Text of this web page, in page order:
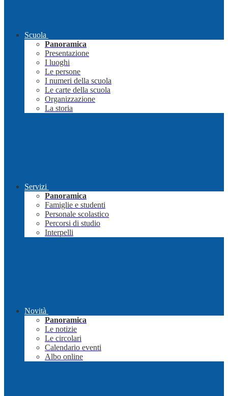
Scuola
Panoramica
Presentazione
I luoghi
Le persone
I numeri della scuola
Le carte della scuola
Organizzazione
La storia
Servizi
Panoramica
Famiglie e studenti
Personale scolastico
Percorsi di studio
Interpelli
Novità
Panoramica
Le notizie
Le circolari
Calendario eventi
Albo online